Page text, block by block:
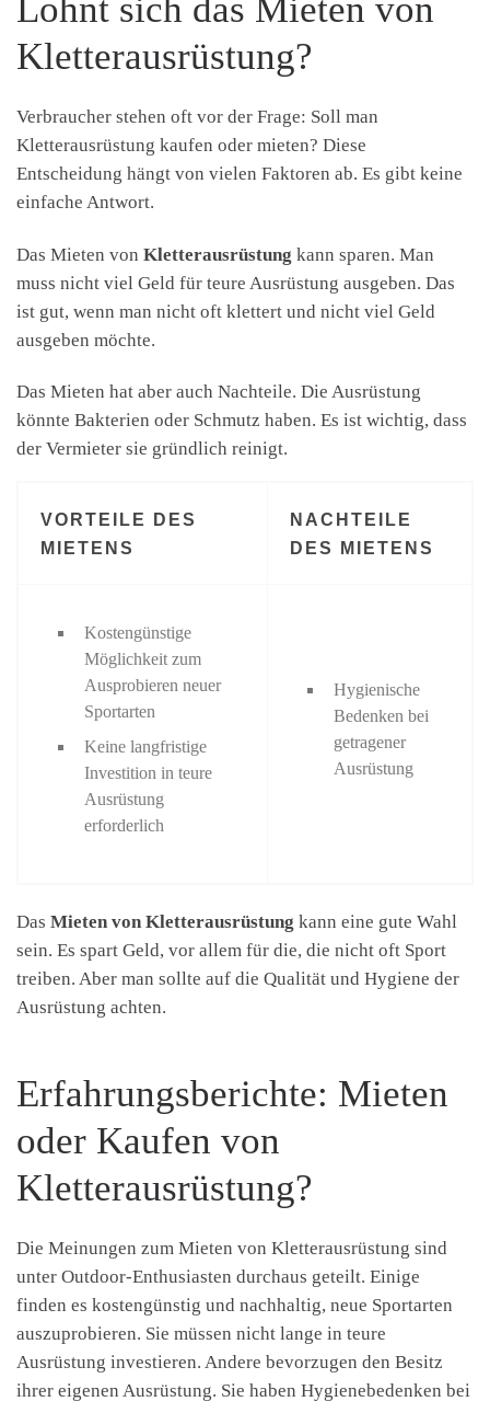
Lohnt sich das Mieten von
Kletterausrüstung?
Verbraucher stehen oft vor der Frage: Soll man
Kletterausrüstung kaufen oder mieten? Diese
Entscheidung hängt von vielen Faktoren ab. Es gibt keine
einfache Antwort.
Das Mieten von Kletterausrüstung kann sparen. Man
muss nicht viel Geld für teure Ausrüstung ausgeben. Das
ist gut, wenn man nicht oft klettert und nicht viel Geld
ausgeben möchte.
Das Mieten hat aber auch Nachteile. Die Ausrüstung
könnte Bakterien oder Schmutz haben. Es ist wichtig, dass
der Vermieter sie gründlich reinigt.
VORTEILE DES
MIETENS
NACHTEILE
DES MIETENS
Kostengünstige
Möglichkeit zum
Ausprobieren neuer
Sportarten
Keine langfristige
Investition in teure
Ausrüstung
erforderlich
Hygienische
Bedenken bei
getragener
Ausrüstung
Das Mieten von Kletterausrüstung kann eine gute Wahl
sein. Es spart Geld, vor allem für die, die nicht oft Sport
treiben. Aber man sollte auf die Qualität und Hygiene der
Ausrüstung achten.
Erfahrungsberichte: Mieten
oder Kaufen von
Kletterausrüstung?
Die Meinungen zum Mieten von Kletterausrüstung sind
unter Outdoor-Enthusiasten durchaus geteilt. Einige
finden es kostengünstig und nachhaltig, neue Sportarten
auszuprobieren. Sie müssen nicht lange in teure
Ausrüstung investieren. Andere bevorzugen den Besitz
ihrer eigenen Ausrüstung. Sie haben Hygienebedenken bei